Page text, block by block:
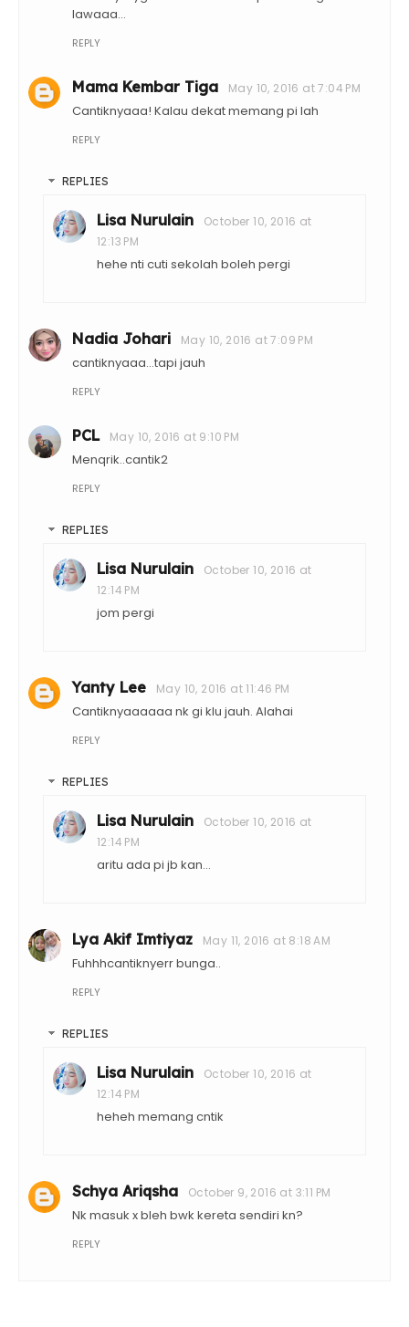
lawaaa...
REPLY
Mama Kembar Tiga May 10, 2016 at 7:04 PM
Cantiknyaaa! Kalau dekat memang pi lah
REPLY
REPLIES
Lisa Nurulain
October 10, 2016 at
12:13 PM
hehe nti cuti sekolah boleh pergi
Nadia Johari May 10, 2016 at 7:09 PM
cantiknyaaa...tapi jauh
REPLY
PCL May 10, 2016 at 9:10 PM
Menqrik..cantik2
REPLY
REPLIES
Lisa Nurulain
October 10, 2016 at
12:14 PM
jom pergi
Yanty Lee May 10, 2016 at 11:46 PM
Cantiknyaaaaaa nk gi klu jauh. Alahai
REPLY
REPLIES
Lisa Nurulain
October 10, 2016 at
12:14 PM
aritu ada pi jb kan...
Lya Akif Imtiyaz May 11, 2016 at 8:18 AM
Fuhhhcantiknyerr bunga..
REPLY
REPLIES
Lisa Nurulain
October 10, 2016 at
12:14 PM
heheh memang cntik
Schya Ariqsha October 9, 2016 at 3:11 PM
Nk masuk x bleh bwk kereta sendiri kn?
REPLY